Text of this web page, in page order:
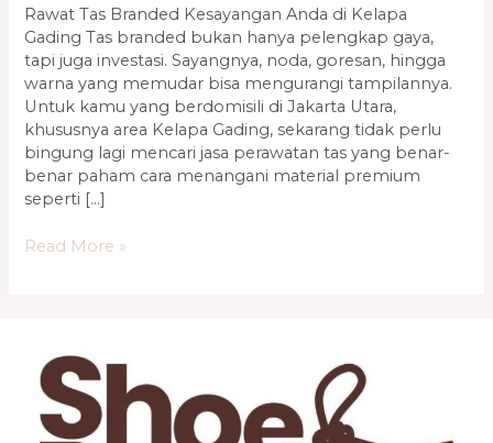
Rawat Tas Branded Kesayangan Anda di Kelapa
Gading Tas branded bukan hanya pelengkap gaya,
tapi juga investasi. Sayangnya, noda, goresan, hingga
warna yang memudar bisa mengurangi tampilannya.
Untuk kamu yang berdomisili di Jakarta Utara,
khususnya area Kelapa Gading, sekarang tidak perlu
bingung lagi mencari jasa perawatan tas yang benar-
benar paham cara menangani material premium
seperti […]
Read More »